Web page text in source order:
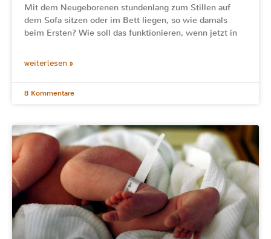
Mit dem Neugeborenen stundenlang zum Stillen auf
dem Sofa sitzen oder im Bett liegen, so wie damals
beim Ersten? Wie soll das funktionieren, wenn jetzt in
weiterlesen »
8 Kommentare